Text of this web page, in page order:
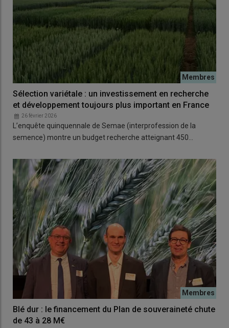
Sélection variétale : un investissement en recherche
et développement toujours plus important en France
26 février 2026
L’enquête quinquennale de Semae (interprofession de la
semence) montre un budget recherche atteignant 450…
Blé dur : le financement du Plan de souveraineté chute
de 43 à 28 M€